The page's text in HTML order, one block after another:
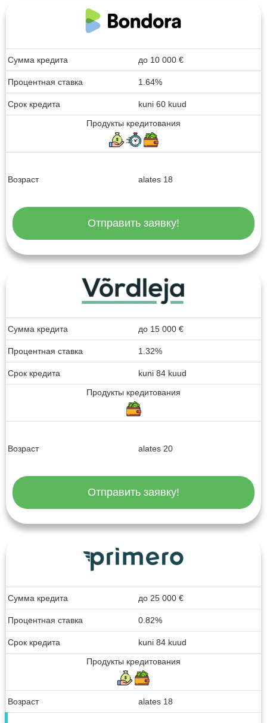
Сумма кредита до 10 000 €
Процентная ставка 1.64%
Срок кредита
kuni 60 kuud
Продукты кредитования
Возраст alates 18
Отправить заявку!
Сумма кредита до 15 000 €
Процентная ставка 1.32%
Срок кредита
kuni 84 kuud
Продукты кредитования
Возраст alates 20
Отправить заявку!
Сумма кредита до 25 000 €
Процентная ставка 0.82%
Срок кредита
kuni 84 kuud
Продукты кредитования
Возраст alates 18